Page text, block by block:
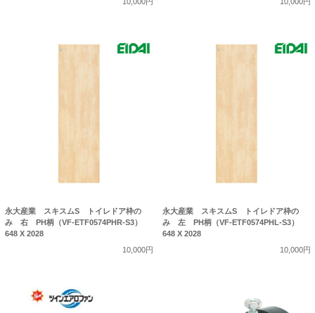
永大産業 スキスムS トイレドア枠の
み 右 PH柄（VF-ETF0574PHR-S3）
648 X 2028
10,000円
永大産業 スキスムS トイレドア枠の
み 左 PH柄（VF-ETF0574PHL-S3）
648 X 2028
10,000円